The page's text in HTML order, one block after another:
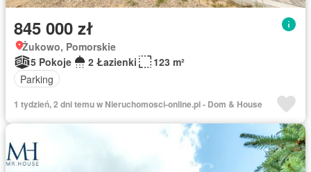
845 000 zł
Żukowo, Pomorskie
5 Pokoje
2 Łazienki
123 m²
Parking
1 tydzień, 2 dni temu w Nieruchomosci-online.pl - Dom & House